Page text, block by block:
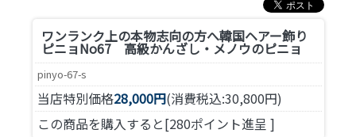
ワンランク上の本物志向の方へ韓国ヘアー飾り
ピニョNo67 高級かんざし・メノウのピニョ
pinyo-67-s
当店特別価格28,000円(消費税込:30,800円)
この商品を購入すると[280ポイント進呈 ]